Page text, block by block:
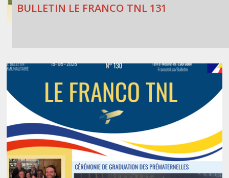
BULLETIN LE FRANCO TNL 131